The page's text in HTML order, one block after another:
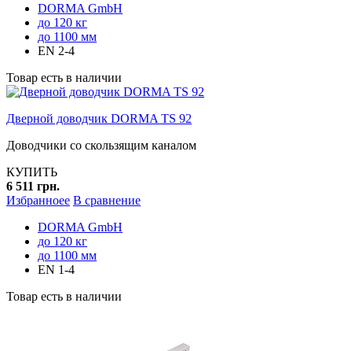
DORMA GmbH
до 120 кг
до 1100 мм
EN 2-4
Товар есть в наличии
Дверной доводчик DORMA TS 92
Доводчики со скользящим каналом
КУПИТЬ
6 511 грн.
Избранноее В сравнение
DORMA GmbH
до 120 кг
до 1100 мм
EN 1-4
Товар есть в наличии